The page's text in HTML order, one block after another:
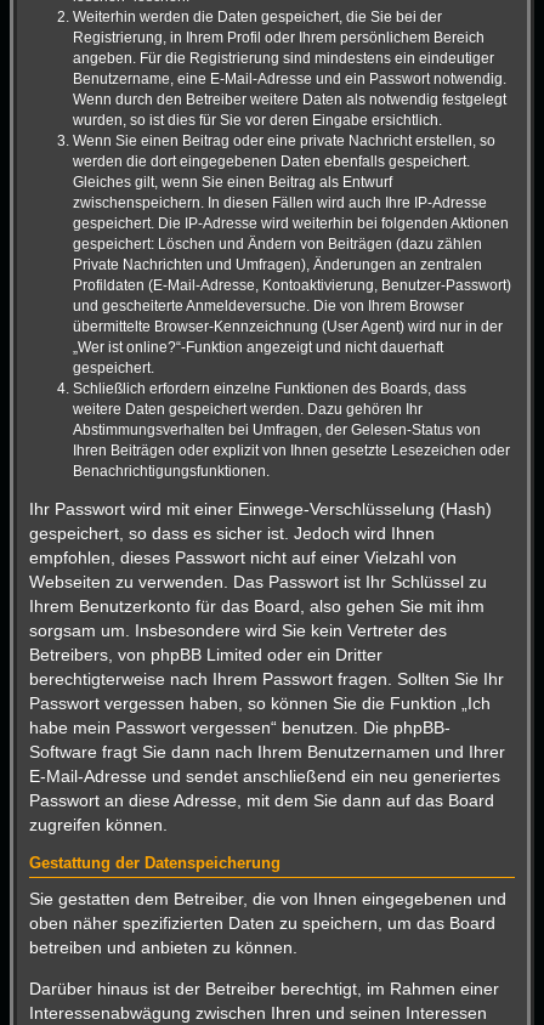
Weiterhin werden die Daten gespeichert, die Sie bei der
Registrierung, in Ihrem Profil oder Ihrem persönlichem Bereich
angeben. Für die Registrierung sind mindestens ein eindeutiger
Benutzername, eine E-Mail-Adresse und ein Passwort notwendig.
Wenn durch den Betreiber weitere Daten als notwendig festgelegt
wurden, so ist dies für Sie vor deren Eingabe ersichtlich.
Wenn Sie einen Beitrag oder eine private Nachricht erstellen, so
werden die dort eingegebenen Daten ebenfalls gespeichert.
Gleiches gilt, wenn Sie einen Beitrag als Entwurf
zwischenspeichern. In diesen Fällen wird auch Ihre IP-Adresse
gespeichert. Die IP-Adresse wird weiterhin bei folgenden Aktionen
gespeichert: Löschen und Ändern von Beiträgen (dazu zählen
Private Nachrichten und Umfragen), Änderungen an zentralen
Profildaten (E-Mail-Adresse, Kontoaktivierung, Benutzer-Passwort)
und gescheiterte Anmeldeversuche. Die von Ihrem Browser
übermittelte Browser-Kennzeichnung (User Agent) wird nur in der
„Wer ist online?“-Funktion angezeigt und nicht dauerhaft
gespeichert.
Schließlich erfordern einzelne Funktionen des Boards, dass
weitere Daten gespeichert werden. Dazu gehören Ihr
Abstimmungsverhalten bei Umfragen, der Gelesen-Status von
Ihren Beiträgen oder explizit von Ihnen gesetzte Lesezeichen oder
Benachrichtigungsfunktionen.
Ihr Passwort wird mit einer Einwege-Verschlüsselung (Hash)
gespeichert, so dass es sicher ist. Jedoch wird Ihnen
empfohlen, dieses Passwort nicht auf einer Vielzahl von
Webseiten zu verwenden. Das Passwort ist Ihr Schlüssel zu
Ihrem Benutzerkonto für das Board, also gehen Sie mit ihm
sorgsam um. Insbesondere wird Sie kein Vertreter des
Betreibers, von phpBB Limited oder ein Dritter
berechtigterweise nach Ihrem Passwort fragen. Sollten Sie Ihr
Passwort vergessen haben, so können Sie die Funktion „Ich
habe mein Passwort vergessen“ benutzen. Die phpBB-
Software fragt Sie dann nach Ihrem Benutzernamen und Ihrer
E-Mail-Adresse und sendet anschließend ein neu generiertes
Passwort an diese Adresse, mit dem Sie dann auf das Board
zugreifen können.
Gestattung der Datenspeicherung
Sie gestatten dem Betreiber, die von Ihnen eingegebenen und
oben näher spezifizierten Daten zu speichern, um das Board
betreiben und anbieten zu können.
Darüber hinaus ist der Betreiber berechtigt, im Rahmen einer
Interessenabwägung zwischen Ihren und seinen Interessen